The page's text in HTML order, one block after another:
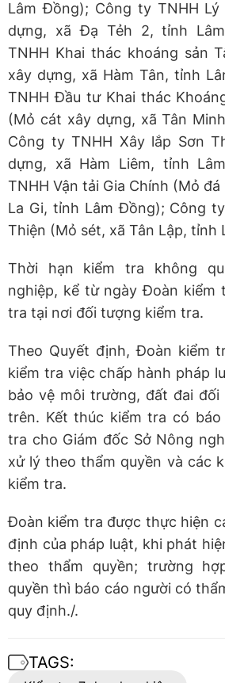
Lâm Đồng); Công ty TNHH
dựng, xã Đạ Tẻh 2, tỉnh
TNHH Khai thác khoáng sản
xây dựng, xã Hàm Tân, tỉnh
TNHH Đầu tư Khai thác
(Mỏ cát xây dựng, xã Tân
Công ty TNHH Xây lắp Sơn
dựng, xã Hàm Liêm, tỉnh
TNHH Vận tải Gia Chính (Mỏ
La Gi, tỉnh Lâm Đồng); Công
Thiện (Mỏ sét, xã Tân Lập, tỉnh
Thời hạn kiểm tra không
nghiệp, kể từ ngày Đoàn kiểm
tra tại nơi đối tượng kiểm tra.
Theo Quyết định, Đoàn kiểm
kiểm tra việc chấp hành pháp
bảo vệ môi trường, đất đai
trên. Kết thúc kiểm tra có
tra cho Giám đốc Sở Nông
xử lý theo thẩm quyền và các
kiểm tra.
Đoàn kiểm tra được thực hiện
định của pháp luật, khi phát
theo thẩm quyền; trường
quyền thì báo cáo người có
quy định./.
TAGS: